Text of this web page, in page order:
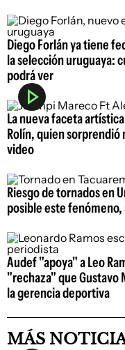
Diego Forlán ya tiene
la selección uruguaya:
podrá ver
La nueva faceta
Rolín, quien
video
Riesgo de tornados en
posible este
Audef "apoya" a Leo
"rechaza" que Gustavo
la gerencia deportiva
MÁS